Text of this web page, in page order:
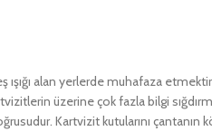
alan yerlerde muhafaza
üzerine çok fazla bilgi
Kartvizit kutularını